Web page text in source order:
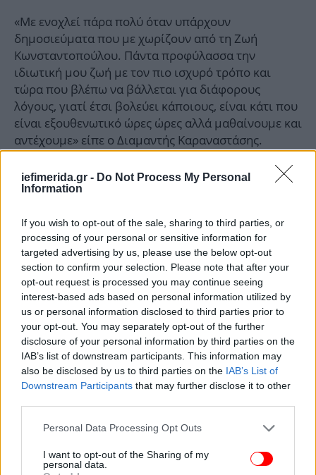
iefimerida.gr - Do Not Process My Personal
Information
If you wish to opt-out of the sale, sharing to third parties, or
processing of your personal or sensitive information for
targeted advertising by us, please use the below opt-out
section to confirm your selection. Please note that after your
opt-out request is processed you may continue seeing
interest-based ads based on personal information utilized by
us or personal information disclosed to third parties prior to
your opt-out. You may separately opt-out of the further
disclosure of your personal information by third parties on the
IAB’s list of downstream participants. This information may
also be disclosed by us to third parties on the IAB’s List of
Downstream Participants that may further disclose it to other
Please note that this website/app uses one or more Google
not limited to your visit or usage behaviour. You may click to
grant or deny consent to Google and its third-party tags to
Personal Data Processing Opt Outs
I want to opt-out of the Sharing of my
personal data.
«Με ενοχλεί πάρα πολύ όταν υπάρχουν
δημοσιεύματα που με χωρίζουν από τη Ζωή
Κωνσταντοπούλου. Πάντα προφύλασσα την
ιδιωτική μου ζωή με τον πιο ισχυρό τρόπο και
τώρα που βλέπω να βάλλεται για διάφορους
λόγους, γιατί έτσι βολεύει κάποιους, είναι κάτι που
είναι εξουθενωτικό ώρες ώρες αλλά μαθαίνουμε και
αντέχουμε» είπε ο Διαμαντής Καραναστάσης.
ΟΛΕΣ ΟΙ ΕΙΔΗΣΕΙΣ
Βορράς με το Νότο θα έχουν διαφορά πάνω από 20°C
ΠΑΣΟΚ: Κρούσεις για μετεγγραφές μόλις έγινε
αξιωματική αντιπολίτευση - «Μην μπαίνετε σε παζάρια»,
η εντολή Ανδρουλάκη
Στην πλατεία Συντάγματος το χριστουγεννιάτικο
δέντρο της Αθήνας -Ελατο 19,5 μ. από τον Ταξιάρχη
Χαλκιδικής